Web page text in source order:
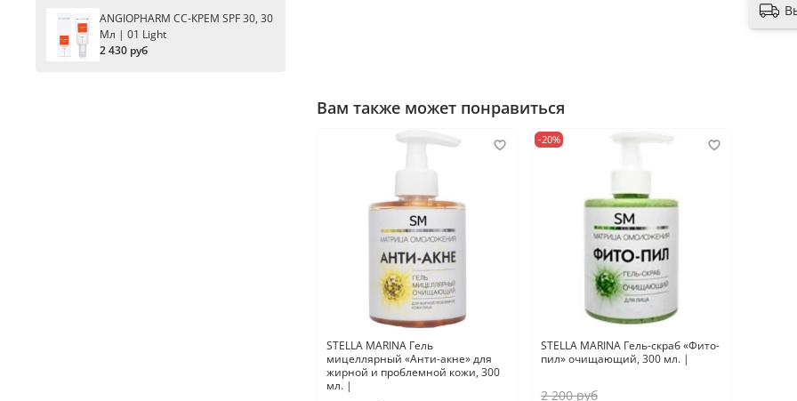
Вам также может понравиться
STELLA MARINA Гель
мицеллярный «Анти-акне» для
жирной и проблемной кожи, 300
мл. |
-20%
STELLA MARINA Гель-скраб «Фито-
пил» очищающий, 300 мл. |
2 200 руб
ANGIOPHARM CC-КРЕМ SPF 30, 30
Мл | 01 Light
2 430 руб